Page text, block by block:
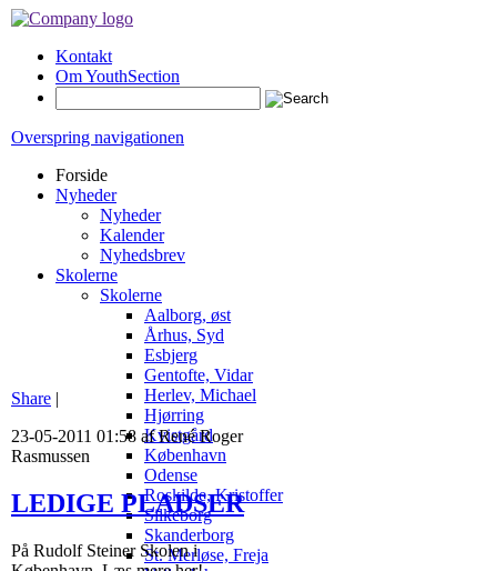
Kontakt
Om YouthSection
Overspring navigationen
Forside
Nyheder
Nyheder
Kalender
Nyhedsbrev
Skolerne
Skolerne
Aalborg, øst
Århus, Syd
Esbjerg
Gentofte, Vidar
Herlev, Michael
Hjørring
Kvistgård
København
Odense
Roskilde, Kristoffer
Silkeborg
Skanderborg
St. Merløse, Freja
Share |
23-05-2011 01:58 af René Roger
Rasmussen
LEDIGE PLADSER
På Rudolf Steiner Skolen i